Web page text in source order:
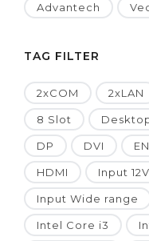
Advantech
TAG FILTER
2xCOM 2xLAN
8 Slot
DP DVI
HDMI Input
Input Wide range
Intel Core i3